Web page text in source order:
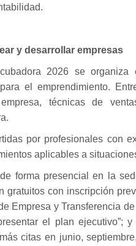
y desarrollar empresas
2026 se organiza
el emprendimiento.
técnicas de
por profesionales con
aplicables a
forma presencial en la
gratuitos con inscripción
Empresa y Transferencia
el plan ejecutivo”;
citas en junio,